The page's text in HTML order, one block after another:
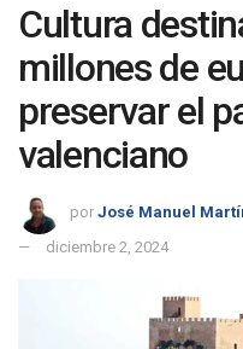
Cultura
millones de
preservar el
valenciano
por José Manuel
diciembre 2, 2024